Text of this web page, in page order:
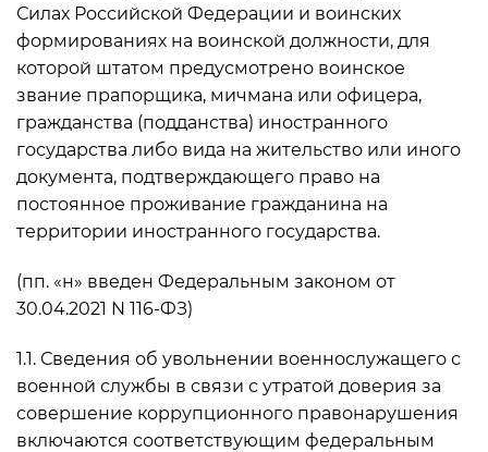
Силах Российской Федерации и воинских
формированиях на воинской должности, для
которой штатом предусмотрено воинское
звание прапорщика, мичмана или офицера,
гражданства (подданства) иностранного
государства либо вида на жительство или иного
документа, подтверждающего право на
постоянное проживание гражданина на
территории иностранного государства.
(пп. «н» введен Федеральным законом от
30.04.2021 N 116-ФЗ)
1.1. Сведения об увольнении военнослужащего с
военной службы в связи с утратой доверия за
совершение коррупционного правонарушения
включаются соответствующим федеральным